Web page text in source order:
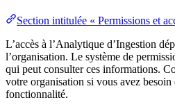
Section intitulée « Permissions et
L’accès à l’Analytique d’Ingestion
l’organisation. Le système de
qui peut consulter ces informations.
votre organisation si vous avez besoin
fonctionnalité.